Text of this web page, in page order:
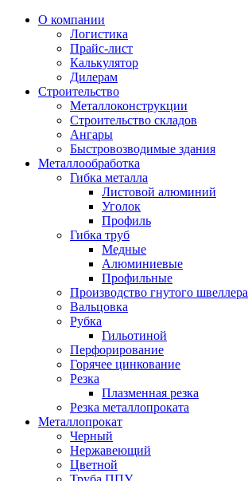
О компании
Логистика
Прайс-лист
Калькулятор
Дилерам
Строительство
Металлоконструкции
Строительство складов
Ангары
Быстровозводимые здания
Металлообработка
Гибка металла
Листовой алюминий
Уголок
Профиль
Гибка труб
Медные
Алюминиевые
Профильные
Производство гнутого швеллера
Вальцовка
Рубка
Гильотиной
Перфорирование
Горячее цинкование
Резка
Плазменная резка
Резка металлопроката
Металлопрокат
Черный
Нержавеющий
Цветной